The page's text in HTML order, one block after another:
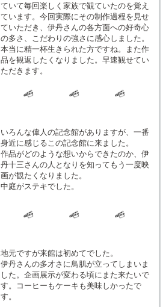
ていて毎回楽しく家族で観ていたのを覚え
ています。今回実際にその制作過程を見せ
ていただき、伊丹さんの各方面への好奇心
の多さ、こだわりの強さに感心しました。
本当に精一杯生きられた方ですね。また作
品を観返したくなりました。早速観せてい
ただきます。
いろんな偉人の記念館がありますが、一番
身近に感じるこの記念館に来ました。
作品がどのような想いからできたのか、伊
丹十三さんの人となりを知ってもう一度映
画が観たくなりました。
中庭がステキでした。
地元ですが来館は初めてでした。
伊丹さんの多才さに鳥肌が立ってしまいま
した。企画展示が変わる頃にまた来たいで
す。コーヒーもケーキも美味しかったで
す。